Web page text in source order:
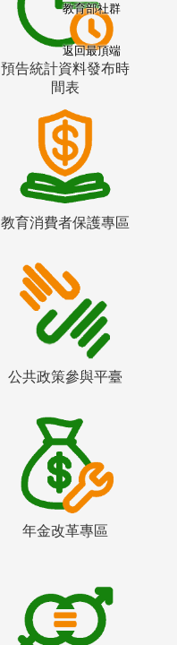
預告統計資料發布時
間表
教育消費者保護專區
公共政策參與平臺
年金改革專區
教育部社群
返回最頂端